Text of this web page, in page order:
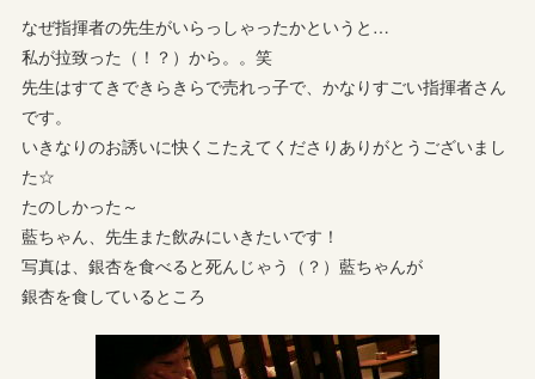
なぜ指揮者の先生がいらっしゃったかというと…
私が拉致った（！？）から。。笑
先生はすてきできらきらで売れっ子で、かなりすごい指揮者さん
です。
いきなりのお誘いに快くこたえてくださりありがとうございまし
た☆
たのしかった～
藍ちゃん、先生また飲みにいきたいです！
写真は、銀杏を食べると死んじゃう（？）藍ちゃんが
銀杏を食しているところ